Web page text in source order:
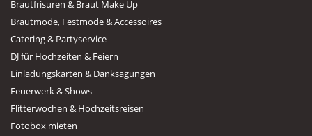
Brautfrisuren & Braut Make Up
Brautmode, Festmode & Accessoires
Catering & Partyservice
DJ für Hochzeiten & Feiern
Einladungskarten & Danksagungen
Feuerwerk & Shows
Flitterwochen & Hochzeitsreisen
Fotobox mieten